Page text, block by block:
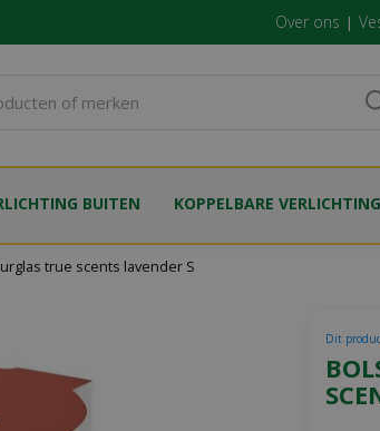
true scents lavender S
Over ons
BUITEN KOPPELBARE VERLICHTING
Dit